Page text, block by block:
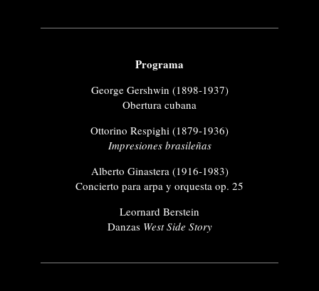
Programa
George Gershwin (1898-1937)
Obertura cubana
Ottorino Respighi (1879-1936)
Impresiones brasileñas
Alberto Ginastera (1916-1983)
Concierto para arpa y orquesta op. 25
Leornard Berstein
Danzas West Side Story